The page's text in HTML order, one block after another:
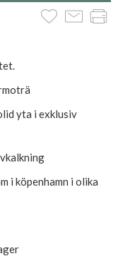
yta i exklusiv
i köpenhamn i olika